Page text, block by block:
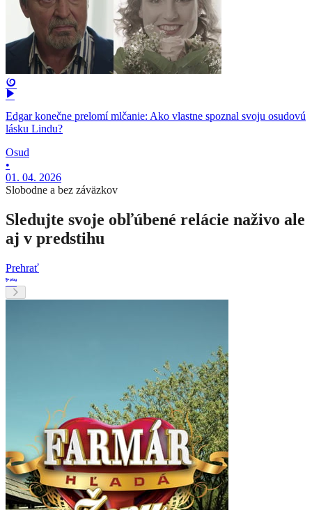
Edgar konečne prelomí mlčanie: Ako vlastne spoznal svoju osudovú
lásku Lindu?
Osud
•
01. 04. 2026
Slobodne a bez záväzkov
Sledujte svoje obľúbené relácie naživo ale
aj v predstihu
Prehrať